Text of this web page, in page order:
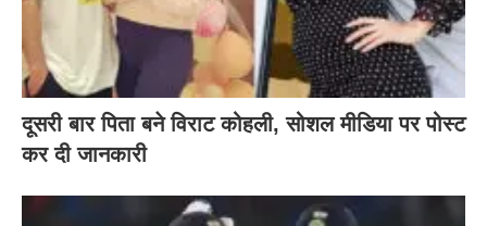
दूसरी बार‌ पिता बने विराट कोहली, सोशल मीडिया पर पोस्ट
कर दी‌ जानकारी